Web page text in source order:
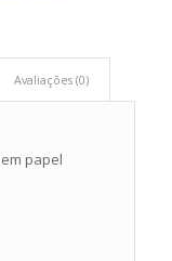
Avaliações (0)
papel